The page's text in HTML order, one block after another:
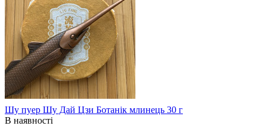
Шу пуер Шу Дай Цзи Ботанік млинець 30 г
В наявності